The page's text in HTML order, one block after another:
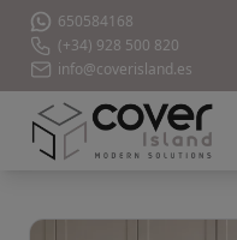
650584168
(+34) 928 500 820
info@coverisland.es